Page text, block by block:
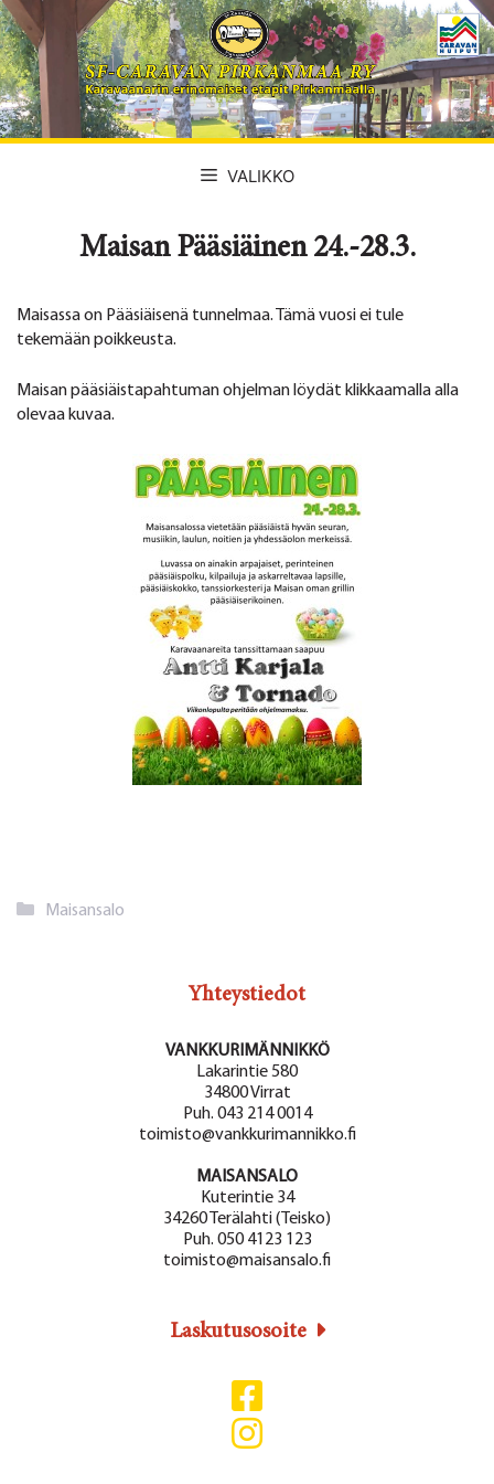
Siirry
sisältöön
VALIKKO
Maisan Pääsiäinen 24.-28.3.
Maisassa on Pääsiäisenä tunnelmaa. Tämä vuosi ei tule
tekemään poikkeusta.
Maisan pääsiäistapahtuman ohjelman löydät klikkaamalla alla
olevaa kuvaa.
Kategoriat
Maisansalo
Yhteystiedot
VANKKURIMÄNNIKKÖ
Lakarintie 580
34800 Virrat
Puh. 043 214 0014
toimisto@vankkurimannikko.fi
MAISANSALO
Kuterintie 34
34260 Terälahti (Teisko)
Puh. 050 4123 123
toimisto@maisansalo.fi
Laskutusosoite